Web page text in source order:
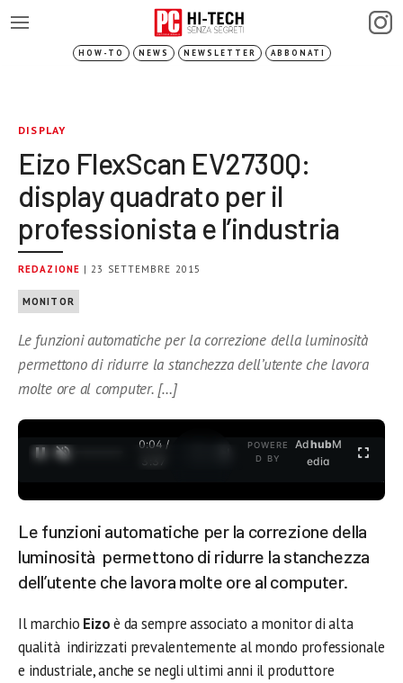
HOW-TO NEWS NEWSLETTER ABBONATI
DISPLAY
Eizo FlexScan EV2730Q:
display quadrato per il
professionista e l’industria
REDAZIONE | 23 SETTEMBRE 2015
MONITOR
Le funzioni automatiche per la correzione della luminosità
permettono di ridurre la stanchezza dell’utente che lavora
molte ore al computer. […]
0:04 /
3:37
POWERE
D BY
AdhubM
edia
Le funzioni automatiche per la correzione della
luminosità permettono di ridurre la stanchezza
dell’utente che lavora molte ore al computer.
Il marchio Eizoè da sempre associato a monitor di alta
qualità indirizzati prevalentemente al mondo professionale
e industriale, anche se negli ultimi anni il produttore